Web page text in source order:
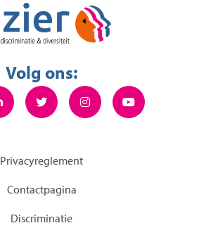
Volg ons:
Privacyreglement
Contactpagina
Discriminatie